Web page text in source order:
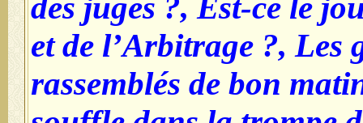
des juges ?, Est-ce le
et de l’Arbitrage ?, Les
rassemblés de bon